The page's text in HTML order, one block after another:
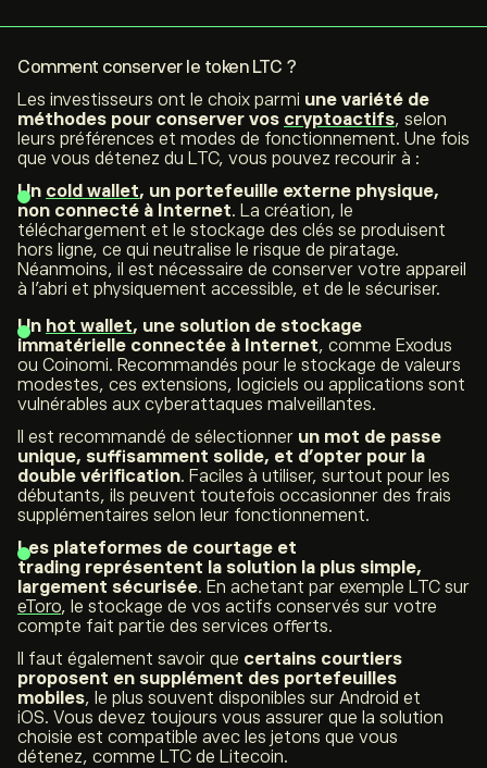
Comment conserver le tokenLTC ?
Les investisseurs ont le choix parmi une variété de
méthodes pour conserver vos cryptoactifs, selon
leurs préférences et modes de fonctionnement. Une fois
que vous détenez du LTC, vous pouvez recourir à :
Un cold wallet, un portefeuille externe physique,
non connecté à Internet. La création, le
téléchargement et le stockage des clés se produisent
hors ligne, ce qui neutralise le risque de piratage.
Néanmoins, il est nécessaire de conserver votre appareil
à l’abri et physiquement accessible, et de le sécuriser.
Un hot wallet, une solution de stockage
immatérielle connectée à Internet, comme Exodus
ou Coinomi. Recommandés pour le stockage de valeurs
modestes, ces extensions, logiciels ou applications sont
vulnérables aux cyberattaques malveillantes.
Il est recommandé de sélectionner un mot de passe
unique, suffisamment solide, et d’opter pour la
double vérification. Faciles à utiliser, surtout pour les
débutants, ils peuvent toutefois occasionner des frais
supplémentaires selon leur fonctionnement.
Les plateformes de courtage et
trading représentent la solution la plus simple,
largement sécurisée. En achetant par exemple LTC sur
eToro, le stockage de vos actifs conservés sur votre
compte fait partie des services offerts.
Il faut également savoir que certains courtiers
proposent en supplément des portefeuilles
mobiles, le plus souvent disponibles sur Android et
iOS. Vous devez toujours vous assurer que la solution
choisie est compatible avec les jetons que vous
détenez, comme LTC de Litecoin.